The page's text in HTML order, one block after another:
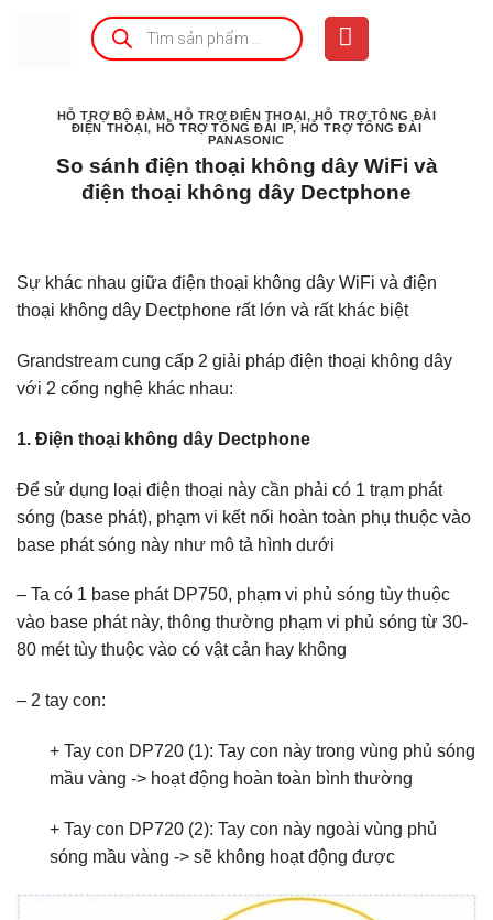
Tìm
kiếm
sản
phẩm
HỖ TRỢ BỘ ĐÀM,HỖ TRỢ ĐIỆN THOẠI, HỖ TRỢ TỔNG ĐÀI
ĐIỆN THOẠI, HỖ TRỢ TỔNG ĐÀI IP, HỖ TRỢ TỔNG ĐÀI
PANASONIC
So sánh điện thoại không dây WiFi và
điện thoại không dây Dectphone
Sự khác nhau giữa điện thoại không dây WiFi và điện
thoại không dây Dectphone rất lớn và rất khác biệt
Grandstream cung cấp 2 giải pháp điện thoại không dây
với 2 cổng nghệ khác nhau:
1. Điện thoại không dây Dectphone
Để sử dụng loại điện thoại này cần phải có 1 trạm phát
sóng (base phát), phạm vi kết nối hoàn toàn phụ thuộc vào
base phát sóng này như mô tả hình dưới
– Ta có 1 base phát DP750, phạm vi phủ sóng tùy thuộc
vào base phát này, thông thường phạm vi phủ sóng từ 30-
80 mét tùy thuộc vào có vật cản hay không
– 2 tay con:
+ Tay con DP720 (1): Tay con này trong vùng phủ sóng
mầu vàng -> hoạt động hoàn toàn bình thường
+ Tay con DP720 (2): Tay con này ngoài vùng phủ
sóng mầu vàng -> sẽ không hoạt động được